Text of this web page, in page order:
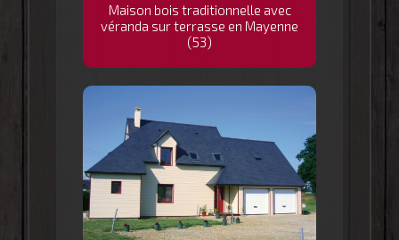
Maison bois traditionnelle avec
véranda sur terrasse en Mayenne
(53)